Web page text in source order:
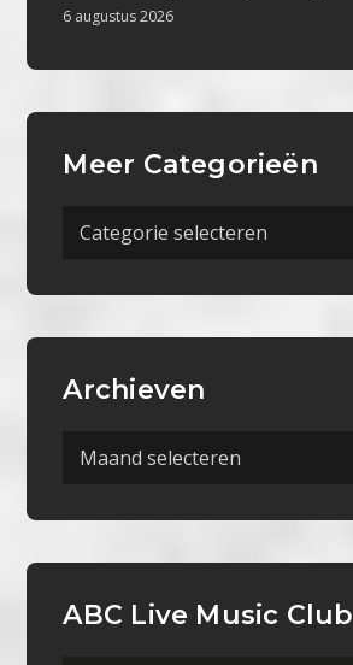
6 augustus 2026
Meer Categorieën
Meer
Archieven
Archieven
ABC Live Music Club